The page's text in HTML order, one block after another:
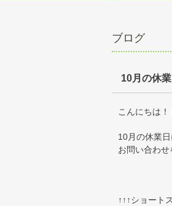
ブログ
10月の休
こんにちは
10月の休業
お問い合わ
↑↑↑ショート